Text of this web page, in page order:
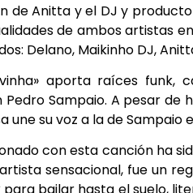
de Anitta y el DJ y
de ambos artistas
Delano, Maikinho DJ,
aporta raíces
Sampaio. A pesar de
une su voz a la de Sampaio
con esta canción ha
sensacional, fue un